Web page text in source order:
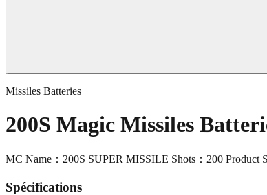
Missiles Batteries
200S Magic Missiles
MC Name：200S SUPER MISSILE Shots：200
Spécifications